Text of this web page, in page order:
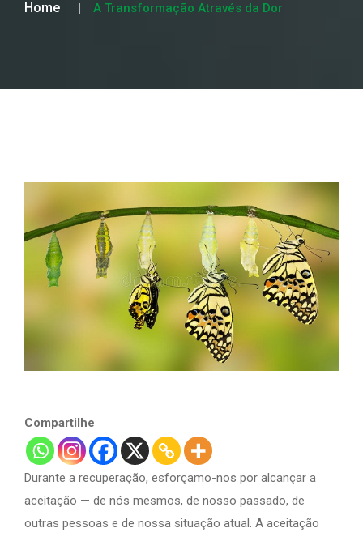
Home A Transformação Através da Dor
Compartilhe
Durante a recuperação, esforçamo-nos por alcançar a
aceitação — de nós mesmos, de nosso passado, de
outras pessoas e de nossa situação atual. A aceitação